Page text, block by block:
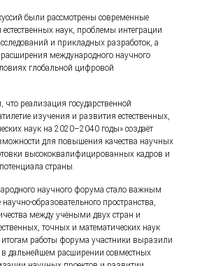
были рассмотрены современные
наук, проблемы интеграции
и прикладных разработок, а
международного научного
глобальной цифровой
что реализация государственной
изучения и развития естественных,
наук на 2020–2040 годы» создаёт
для повышения качества научных
высококвалифицированных кадров и
страны.
научного форума стало важным
образовательного пространства,
между учёными двух стран и
точных и математических наук
работы форума участники выразили
в дальнейшем расширении совместных